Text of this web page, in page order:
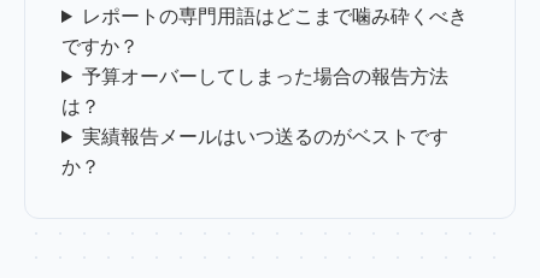
レポートの専門用語はどこまで噛み砕くべき
ですか？
予算オーバーしてしまった場合の報告方法
は？
実績報告メールはいつ送るのがベストです
か？